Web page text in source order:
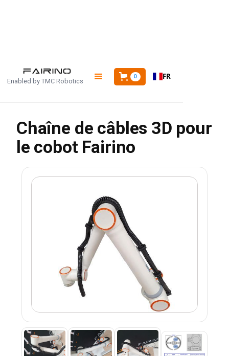
Enabled by TMC Robotics
0 FR
CHAÎNE DE TRACTION 3D FAIRINO
Chaîne de câbles 3D pour
le cobot Fairino